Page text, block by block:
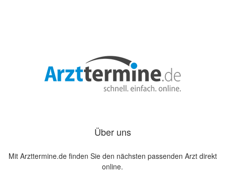
Über uns
Mit Arzttermine.de finden Sie den nächsten passenden Arzt direkt
online.